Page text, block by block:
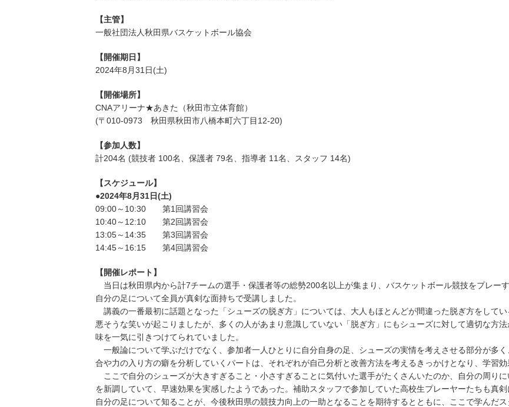
【主管】
一般社団法人秋田県バスケットボール協会
【開催期日】
2024年8月31日(土)
【開催場所】
CNAアリーナ★あきた（秋田市立体育館）
(〒010-0973 秋田県秋田市八橋本町六丁目12-20)
【参加人数】
計204名 (競技者 100名、保護者 79名、指導者 11名、スタッフ 14名)
【スケジュール】
●2024年8月31日(土)
09:00～10:30 第1回講習会
10:40～12:10 第2回講習会
13:05～14:35 第3回講習会
14:45～16:15 第4回講習会
【開催レポート】
当日は秋田県内から計7チームの選手・保護者等の総勢200名以上が集まり、バスケットボール競技をプレー
自分の足について全員が真剣な面持ちで受講しました。
講義の一番最初に話題となった「シューズの脱ぎ方」については、大人もほとんどが間違った脱ぎ方をして
悪そうな笑いが起こりましたが、多くの人があまり意識していない「脱ぎ方」にもシューズに対して適切な方
味を一気に引きつけてられていました。
一般論について学ぶだけでなく、参加者一人ひとりに自分自身の足、シューズの実情を考えさせる部分が多
合や力の入り方の癖を分析していくパートは、それぞれが自己分析と改善方法を考えるきっかけとなり、学習効
ここで自分のシューズが大きすぎること・小さすぎることに気付いた選手がたくさんいたのか、自分の周り
を新調していて、早速効果を実感したようであった。補助スタッフで参加していた高校生プレーヤーたちも真
自分の足について知ることが、今後秋田県の競技力向上の一助となることを期待するとともに、ここで学んだ